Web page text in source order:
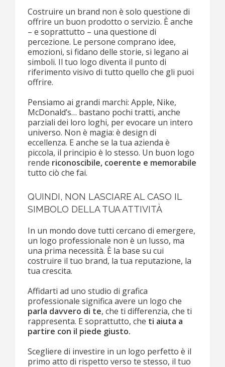
Costruire un brand non è solo questione di
offrire un buon prodotto o servizio. È anche
– e soprattutto – una questione di
percezione. Le persone comprano idee,
emozioni, si fidano delle storie, si legano ai
simboli. Il tuo logo diventa il punto di
riferimento visivo di tutto quello che gli puoi
offrire.
Pensiamo ai grandi marchi: Apple, Nike,
McDonald’s… bastano pochi tratti, anche
parziali dei loro loghi, per evocare un intero
universo. Non è magia: è design di
eccellenza. E anche se la tua azienda è
piccola, il principio è lo stesso. Un buon logo
rende riconoscibile, coerente e memorabile
tutto ciò che fai.
QUINDI, NON LASCIARE AL CASO IL
SIMBOLO DELLA TUA ATTIVITÀ
In un mondo dove tutti cercano di emergere,
un logo professionale non è un lusso, ma
una prima necessità. È la base su cui
costruire il tuo brand, la tua reputazione, la
tua crescita.
Affidarti ad uno studio di grafica
professionale significa avere un logo che
parla davvero di te, che ti differenzia, che ti
rappresenta. E soprattutto, che ti aiuta a
partire con il piede giusto.
Scegliere di investire in un logo perfetto è il
primo atto di rispetto verso te stesso, il tuo